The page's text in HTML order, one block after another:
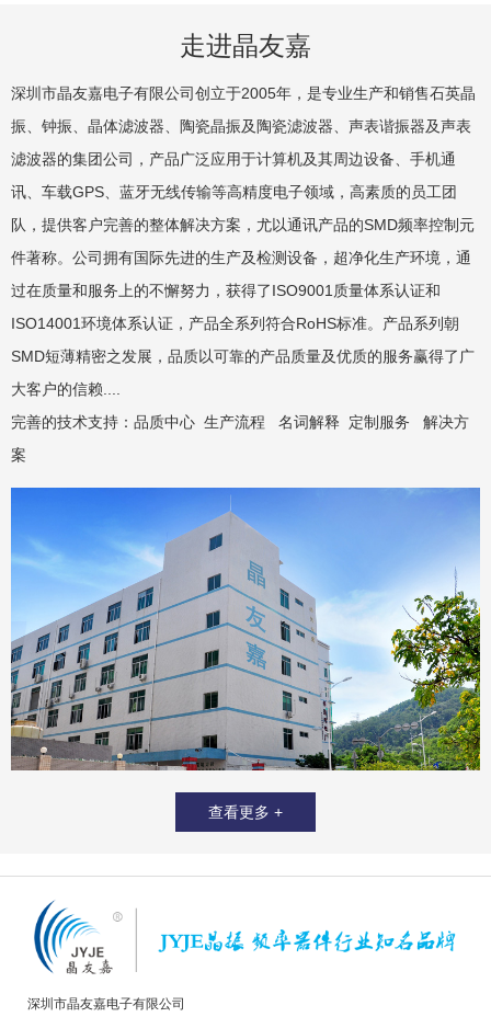
走进晶友嘉
深圳市晶友嘉电子有限公司创立于2005年，是专业生产和销售石英晶
振、钟振、晶体滤波器、陶瓷晶振及陶瓷滤波器、声表谐振器及声表
滤波器的集团公司，产品广泛应用于计算机及其周边设备、手机通
讯、车载GPS、蓝牙无线传输等高精度电子领域，高素质的员工团
队，提供客户完善的整体解决方案，尤以通讯产品的SMD频率控制元
件著称。公司拥有国际先进的生产及检测设备，超净化生产环境，通
过在质量和服务上的不懈努力，获得了ISO9001质量体系认证和
ISO14001环境体系认证，产品全系列符合RoHS标准。产品系列朝
SMD短薄精密之发展，品质以可靠的产品质量及优质的服务赢得了广
大客户的信赖....
完善的技术支持： 品质中心 生产流程 名词解释 定制服务
解决方
案
查看更多 +
深圳市晶友嘉电子有限公司